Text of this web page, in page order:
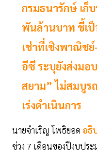
กรมธนารักษ์ เก็
พันล้านบาท ชี้เป็
เช่าที่เชิงพาณิช
อีซี ระบุยังส่งมอ
สยาม” ไม่สมบูร
เร่งดำเนินการ
นายจำเริญ โพธิยอด อธิ
ช่วง 7 เดือนของปีงบปร